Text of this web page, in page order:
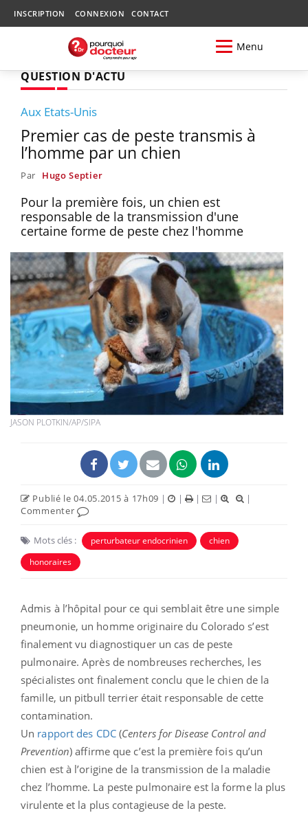
INSCRIPTION CONNEXION CONTACT
Menu
QUESTION D'ACTU
Aux Etats-Unis
Premier cas de peste transmis à
l’homme par un chien
Par Hugo Septier
Pour la première fois, un chien est
responsable de la transmission d'une
certaine forme de peste chez l'homme
JASON PLOTKIN/AP/SIPA
Publié le 04.05.2015 à 17h09 | | | |
|
Commenter
Mots clés : perturbateur endocrinien
chien
honoraires
Admis à l’hôpital pour ce qui semblait être une simple
pneumonie, un homme originaire du Colorado s’est
finalement vu diagnostiquer un cas de peste
pulmonaire. Après de nombreuses recherches, les
spécialistes ont finalement conclu que le chien de la
famille, un pitbull terrier était responsable de cette
contamination.
Un rapport des CDC(Centers for Disease Control and
Prevention) affirme que c’est la première fois qu’un
chien est à l’origine de la transmission de la maladie
chez l’homme. La peste pulmonaire est la forme la plus
virulente et la plus contagieuse de la peste.